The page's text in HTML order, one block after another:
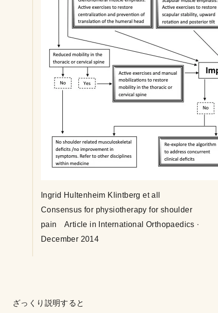
Ingrid Hultenheim Klintberg et all
Consensus for physiotherapy for shoulder
pain Article in International Orthopaedics ·
December 2014
ざっくり説明すると